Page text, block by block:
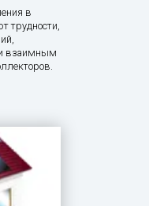
в
трудности,
взаимным